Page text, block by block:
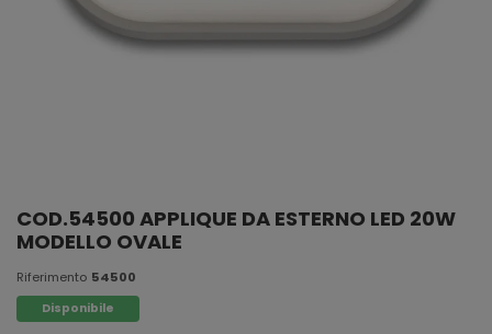
COD.54500 APPLIQUE DA ESTERNO LED 20W
MODELLO OVALE
Riferimento 54500
Disponibile